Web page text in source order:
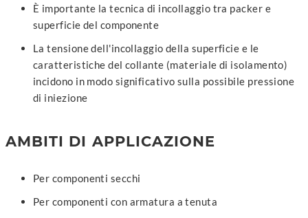
È importante la tecnica di incollaggio tra packer e
superficie del componente
La tensione dell'incollaggio della superficie e le
caratteristiche del collante (materiale di isolamento)
incidono in modo significativo sulla possibile pressione
di iniezione
AMBITI DI APPLICAZIONE
Per componenti secchi
Per componenti con armatura a tenuta